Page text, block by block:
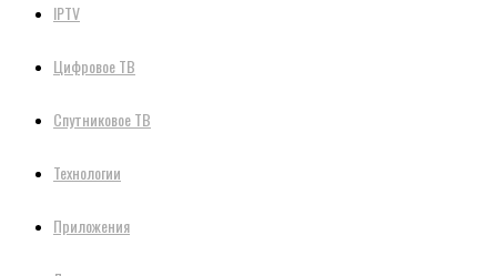
IPTV
Цифровое ТВ
Спутниковое ТВ
Технологии
Приложения